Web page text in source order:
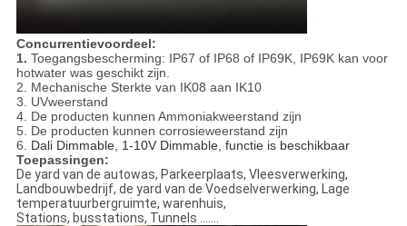
Concurrentievoordeel:
1. Toegangsbescherming: IP67 of IP68 of IP69K, IP69K kan voor
hotwater was geschikt zijn.
2. Mechanische Sterkte van IK08 aan IK10
3. UVweerstand
4. De producten kunnen Ammoniakweerstand zijn
5. De producten kunnen corrosieweerstand zijn
6. Dali Dimmable, 1-10V Dimmable, functie is beschikbaar
Toepassingen:
De yard van de autowas, Parkeerplaats, Vleesverwerking,
Landbouwbedrijf, de yard van de Voedselverwerking, Lage
temperatuurbergruimte, warenhuis,
Stations, busstations, Tunnels .......